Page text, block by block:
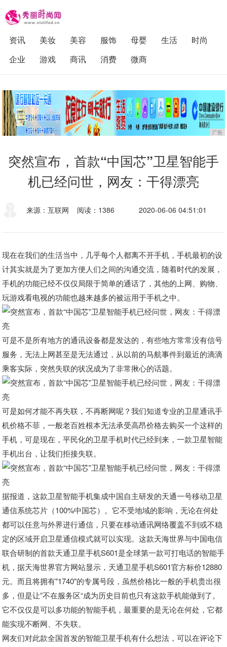
资讯 美妆 美容 服饰 母婴 生活
时尚
企业
游戏 商讯 消费 微商
广告
突然宣布，首款“中国芯”卫星智能手
机已经问世，网友：干得漂亮
来源：互联网 阅读：1386 2020-06-06 04:51:01
现在在我们的生活当中，几乎每个人都离不开手机，手机最初的设
计其实就是为了更加方便人们之间的沟通交流，随着时代的发展，
手机的功能已经不仅仅局限于简单的通话了，其他的上网、购物、
玩游戏看电视的功能也越来越多的被运用于手机之中。
可是不是所有地方的通讯设备都是发达的，有些地方常常没有信号
服务，无法上网甚至是无法通过，从以前的马航事件到最近的滴滴
乘客实际，突然失联的状况成为了非常揪心的话题。
可是如何才能不再失联，不再断网呢？我们知道专业的卫星通讯手
机价格不菲，一般老百姓根本无法承受高昂价格去购买一个这样的
手机，可是现在，平民化的卫星手机时代已经到来，一款卫星智能
手机出台，让我们拒接失联。
据报道，这款卫星智能手机集成中国自主研发的天通一号移动卫星
通信系统芯片（100%中国芯）。它不受地域的影响，无论在何处
都可以任意与外界进行通信，只要在移动通讯网络覆盖不到或不稳
定的区域开启卫星通信模式就可以实现。这款天海世界与中国电信
联合研制的首款天通卫星手机S601是全球第一款可打电话的智能手
机，据天海世界官方网站显示，天通卫星手机S601官方标价12880
元。而且将拥有"1740"的专属号段，虽然价格比一般的手机贵出很
多，但是让”不在服务区“成为历史目前也只有这款手机能做到了。
它不仅仅是可以多功能的智能手机，最重要的是无论在何处，它都
能实现不断网、不失联。
网友们对此款全国首发的智能卫星手机有什么想法，可以在评论下